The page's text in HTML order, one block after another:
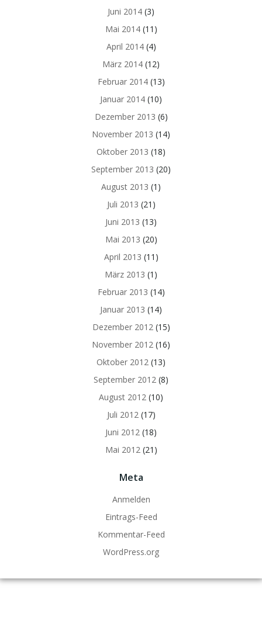
Juni 2014 (3)
Mai 2014(11)
April 2014(4)
März 2014 (12)
Februar 2014(13)
Januar 2014 (10)
Dezember 2013 (6)
November 2013 (14)
Oktober 2013 (18)
September 2013 (20)
August 2013 (1)
Juli 2013 (21)
Juni 2013 (13)
Mai 2013 (20)
April 2013 (11)
März 2013 (1)
Februar 2013 (14)
Januar 2013 (14)
Dezember 2012 (15)
November 2012 (16)
Oktober 2012 (13)
September 2012 (8)
August 2012 (10)
Juli 2012 (17)
Juni 2012 (18)
Mai 2012 (21)
Meta
Anmelden
Eintrags-Feed
Kommentar-Feed
WordPress.org